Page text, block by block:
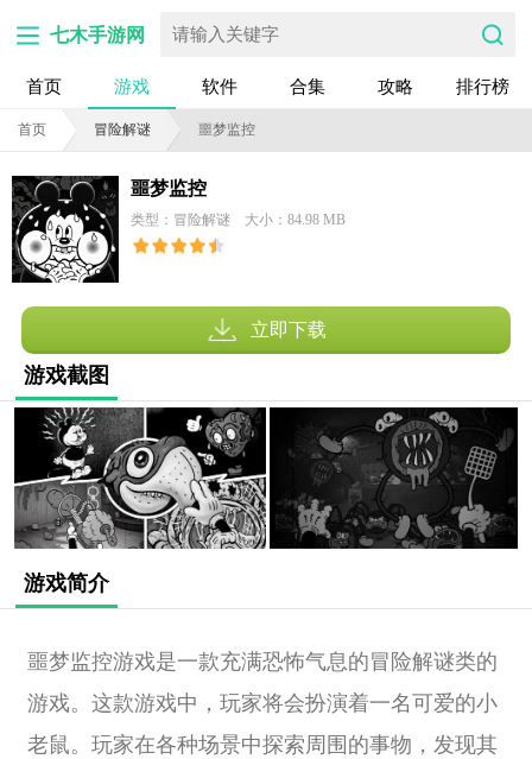
七木手游网
首页 游戏 软件 合集 攻略 排行榜
首页 冒险解谜 噩梦监控
噩梦监控
类型：冒险解谜 大小：84.98 MB
立即下载
游戏截图
游戏简介
噩梦监控游戏是一款充满恐怖气息的冒险解谜类的
游戏。这款游戏中，玩家将会扮演着一名可爱的小
老鼠。玩家在各种场景中探索周围的事物，发现其